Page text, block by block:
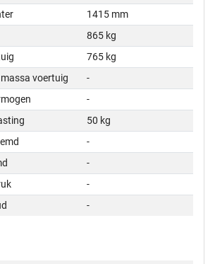
1415 mm
865 kg
765 kg
voertuig
-
-
50 kg
-
-
-
-